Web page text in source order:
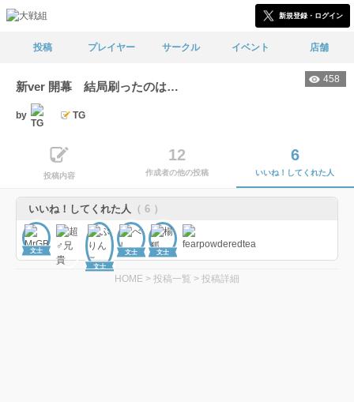
新規登録・ログイン
投稿 プレイヤー サークル イベント 店舗
458
新ver 開幕 結局刷ったのは…
by TG
投稿内容
12
作成者の他の投稿
6
いいね！してくれた人
いいね！してくれた人 （ 6 ）
文士
文士
文士 文士
HOME > 投稿一覧 > 投稿詳細